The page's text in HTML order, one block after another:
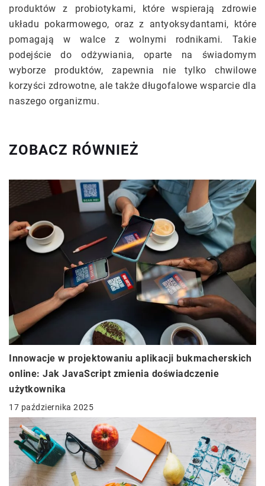
produktów z probiotykami, które wspierają zdrowie
układu pokarmowego, oraz z antyoksydantami, które
pomagają w walce z wolnymi rodnikami. Takie
podejście do odżywiania, oparte na świadomym
wyborze produktów, zapewnia nie tylko chwilowe
korzyści zdrowotne, ale także długofalowe wsparcie dla
naszego organizmu.
ZOBACZ RÓWNIEŻ
Innowacje w projektowaniu aplikacji bukmacherskich
online: Jak JavaScript zmienia doświadczenie
użytkownika
17 października 2025